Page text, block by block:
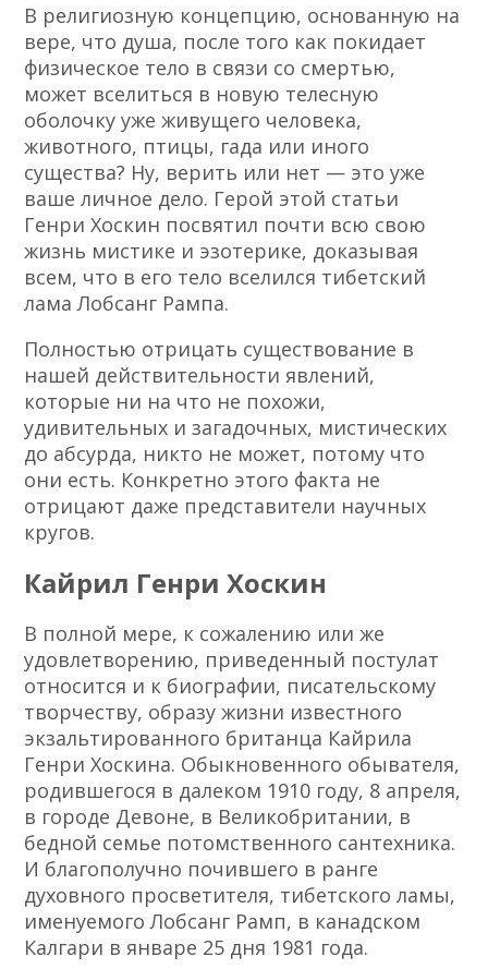
В религиозную концепцию, основанную на
вере, что душа, после того как покидает
физическое тело в связи со смертью,
может вселиться в новую телесную
оболочку уже живущего человека,
животного, птицы, гада или иного
существа? Ну, верить или нет — это уже
ваше личное дело. Герой этой статьи
Генри Хоскин посвятил почти всю свою
жизнь мистике и эзотерике, доказывая
всем, что в его тело вселился тибетский
лама Лобсанг Рампа.
Полностью отрицать существование в
нашей действительности явлений,
которые ни на что не похожи,
удивительных и загадочных, мистических
до абсурда, никто не может, потому что
они есть. Конкретно этого факта не
отрицают даже представители научных
кругов.
Кайрил Генри Хоскин
В полной мере, к сожалению или же
удовлетворению, приведенный постулат
относится и к биографии, писательскому
творчеству, образу жизни известного
экзальтированного британца Кайрила
Генри Хоскина. Обыкновенного обывателя,
родившегося в далеком 1910 году, 8 апреля,
в городе Девоне, в Великобритании, в
бедной семье потомственного сантехника.
И благополучно почившего в ранге
духовного просветителя, тибетского ламы,
именуемого Лобсанг Рамп, в канадском
Калгари в январе 25 дня 1981 года.